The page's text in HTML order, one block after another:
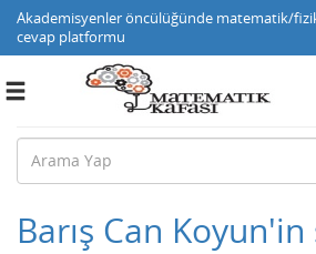
Akademisyenler öncülüğünde matematik/
cevap platformu
Toggle
Barış Can Koyun'in